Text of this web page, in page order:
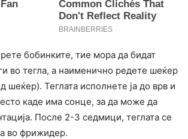
бобинките, тие мора да бидат
во тегла, а наименично редете шеќер
шеќер). Теглата исполнете ја до врв и
каде има сонце, за да може да
После 2-3 седмици, теглата се
во фрижидер.